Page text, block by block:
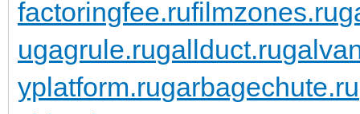
factoringfee.rufilmzones.ru
ugagrule.rugallduct.ru
yplatform.rugarbagechute.ru